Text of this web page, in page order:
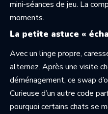
mini-séances de jeu. La
moments.
La petite astuce «
Avec un linge propre,
alternez. Après une visite
déménagement, ce swap
Curieuse d’un autre code
pourquoi certains chats se